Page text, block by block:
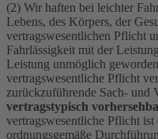
(2) Wir haften bei leichter
Lebens, des Körpers, der
vertragswesentlichen Pflicht
Fahrlässigkeit mit der
Leistung unmöglich
vertragswesentliche Pflicht
zurückzuführende Sach- und
vertragstypisch
vertragswesentliche Pflicht
ordnungsgemäße